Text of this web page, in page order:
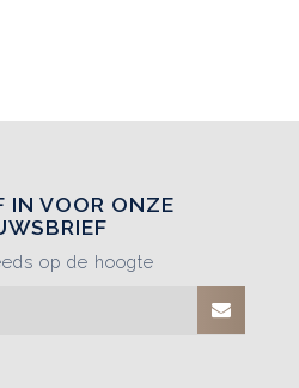
IN VOOR ONZE
op de hoogte